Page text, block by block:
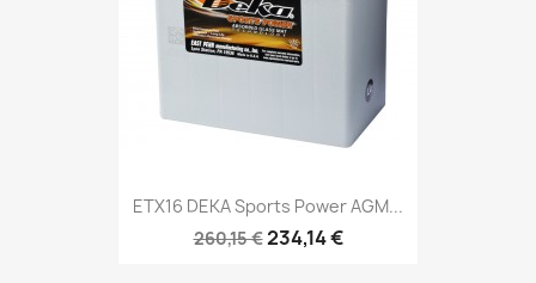
ETX16 DEKA Sports Power AGM...
260,15 €234,14 €